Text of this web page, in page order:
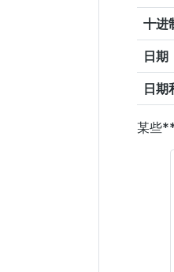
十进
日期
日期
某些